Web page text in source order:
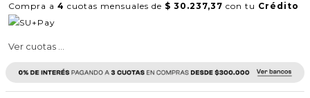
Compra a 4 cuotas mensuales de $ 30.237,37 con tu Crédito
Ver cuotas ...